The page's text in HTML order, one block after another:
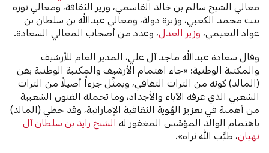
معالي الشيخ سالم بن خالد القاسمي، وزير الثقافة، ومعالي نورة
بنت محمد الكعبي، وزيرة دولة، ومعالي عبدالله بن سلطان بن
عواد النعيمي، وزير العدل ، وعدد من أصحاب المعالي السعادة.
وقال سعادة عبدالله ماجد آل علي، المدير العام للأرشيف
والمكتبة الوطنية: «جاء اهتمام الأرشيف والمكتبة الوطنية بفن
(المالد) كونه من التراث الثقافي، ويمثِّل جزءاً أصيلاً من التراث
الشعبي الذي عرفه الآباء والأجداد، وما تحمله الفنون الشعبية
من أهمية في تعزيز الهُوية الثقافية الإماراتية، وقد حظي (المالد)
باهتمام الوالد المؤسِّس المغفور لهالشيخ زايد بن سلطان آل
نهيان، طيَّب الله ثراه».